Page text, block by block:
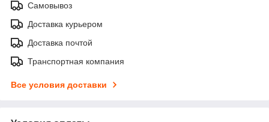
Самовывоз
Доставка курьером
Доставка почтой
Транспортная компания
Все условия доставки